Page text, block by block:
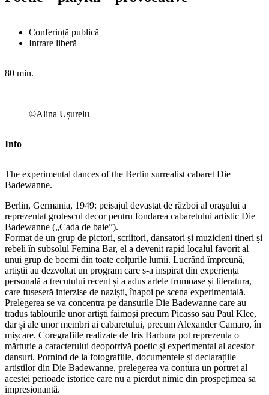
Conferință publică
Intrare liberă
80 min.
©Alina Ușurelu
Info
The experimental dances of the Berlin surrealist cabaret Die
Badewanne.
Berlin, Germania, 1949: peisajul devastat de război al orașului a
reprezentat grotescul decor pentru fondarea cabaretului artistic Die
Badewanne („Cada de baie”).
Format de un grup de pictori, scriitori, dansatori și muzicieni tineri și
rebeli în subsolul Femina Bar, el a devenit rapid localul favorit al
unui grup de boemi din toate colțurile lumii. Lucrând împreună,
artiștii au dezvoltat un program care s-a inspirat din experiența
personală a trecutului recent și a adus artele frumoase și literatura,
care fuseseră interzise de naziști, înapoi pe scena experimentală.
Prelegerea se va concentra pe dansurile Die Badewanne care au
tradus tablourile unor artiști faimoși precum Picasso sau Paul Klee,
dar și ale unor membri ai cabaretului, precum Alexander Camaro, în
mișcare. Coregrafiile realizate de Iris Barbura pot reprezenta o
mărturie a caracterului deopotrivă poetic și experimental al acestor
dansuri. Pornind de la fotografiile, documentele și declarațiile
artiștilor din Die Badewanne, prelegerea va contura un portret al
acestei perioade istorice care nu a pierdut nimic din prospețimea sa
impresionantă.